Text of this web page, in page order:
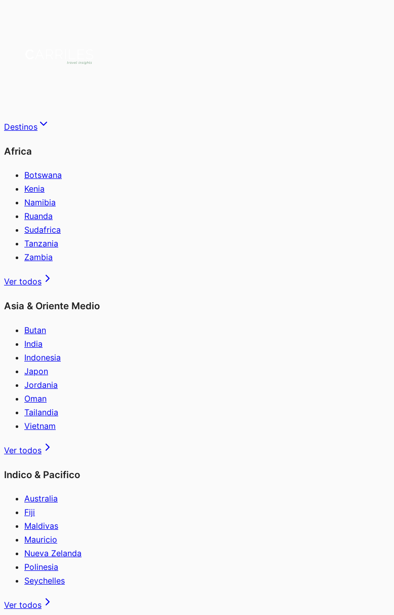
Destinos
Africa
Botswana
Kenia
Namibia
Ruanda
Sudafrica
Tanzania
Zambia
Ver todos
Asia & Oriente Medio
Butan
India
Indonesia
Japon
Jordania
Oman
Tailandia
Vietnam
Ver todos
Indico & Pacifico
Australia
Fiji
Maldivas
Mauricio
Nueva Zelanda
Polinesia
Seychelles
Ver todos